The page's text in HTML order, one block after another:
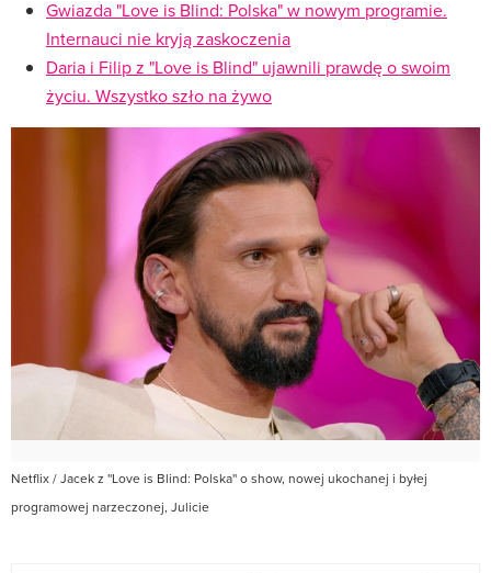
Gwiazda "Love is Blind: Polska" w nowym programie.
Internauci nie kryją zaskoczenia
Daria i Filip z "Love is Blind" ujawnili prawdę o swoim
życiu. Wszystko szło na żywo
Netflix/ Jacek z ''Love is Blind: Polska'' o show, nowej ukochanej i byłej
programowej narzeczonej, Julicie